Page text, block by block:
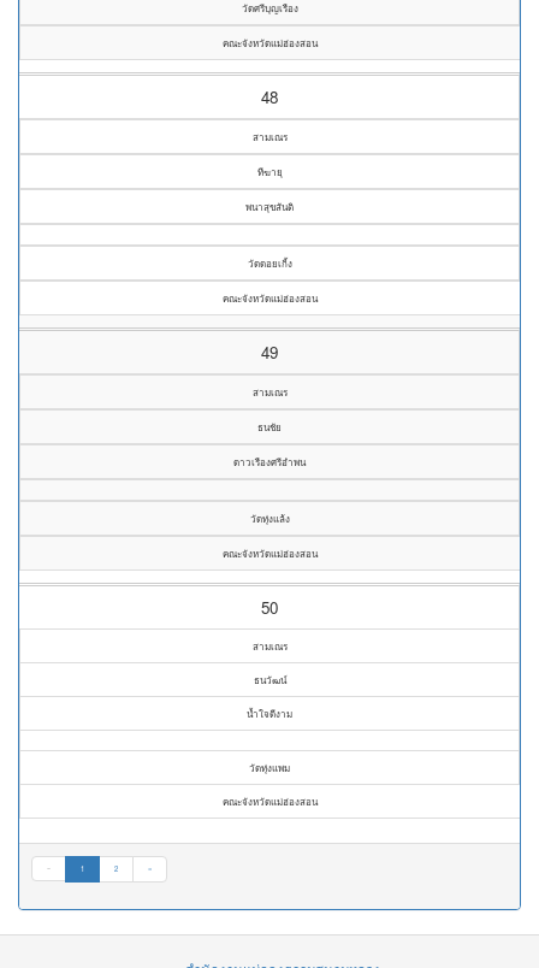
วัดศรีบุญเรือง
คณะจังหวัดแม่ฮ่องสอน
48
สามเณร
ทีฆายุ
พนาสุขสันติ
วัดดอยเกิ้ง
คณะจังหวัดแม่ฮ่องสอน
49
สามเณร
ธนชัย
ดาวเรืองศรีอำพน
วัดทุ่งแล้ง
คณะจังหวัดแม่ฮ่องสอน
50
สามเณร
ธนวัฒน์
น้ำใจดีงาม
วัดทุ่งแพม
คณะจังหวัดแม่ฮ่องสอน
« 1 2 »